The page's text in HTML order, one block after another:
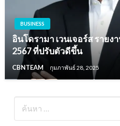
BUSINESS
อินโดรามา เวนเจอร์ส ราย
2567 ที่ปรับตัวดีขึ้น
CBNTEAM กุมภาพันธ์ 28, 2025